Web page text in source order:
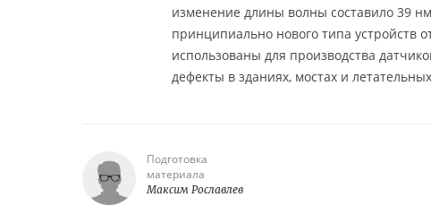
изменение длины волны составило 39
принципиально нового типа устройств
использованы для производства
дефекты в зданиях, мостах и
Подготовка
материала
Максим Рославлев